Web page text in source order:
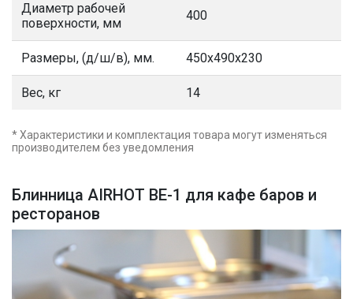
Блинница AIRHOT BE-1 для кафе баров и
ресторанов
Диаметр рабочей
поверхности, мм
400
Размеры, (д/ш/в), мм. 450х490х230
Вес, кг 14
* Характеристики и комплектация товара могут изменяться
производителем без уведомления